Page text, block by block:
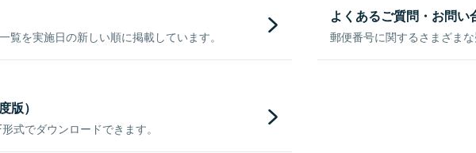
覧を実施日の新しい順に掲載しています。
よくあるご質問・お問い
郵便番号に関するさまざまな
版）
式でダウンロードできます。